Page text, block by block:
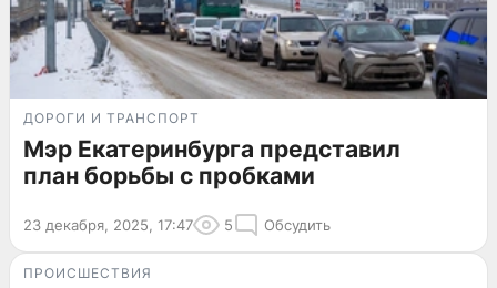
ДОРОГИ И ТРАНСПОРТ
Мэр Екатеринбурга представил
план борьбы с пробками
23 декабря, 2025, 17:47 5 Обсудить
ПРОИСШЕСТВИЯ